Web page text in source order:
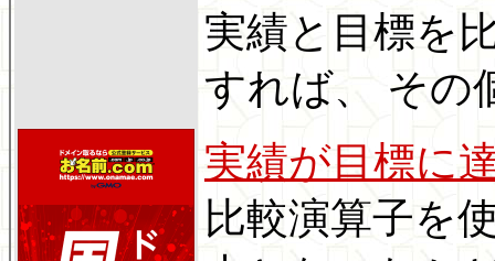
実績と目標を
すれば、 その
実績が目標に
比較演算子を